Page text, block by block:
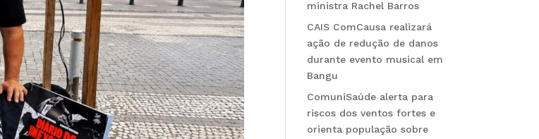
ministra Rachel Barros
CAIS ComCausa realizará
ação de redução de danos
durante evento musical em
Bangu
ComuniSaúde alerta para
riscos dos ventos fortes e
orienta população sobre